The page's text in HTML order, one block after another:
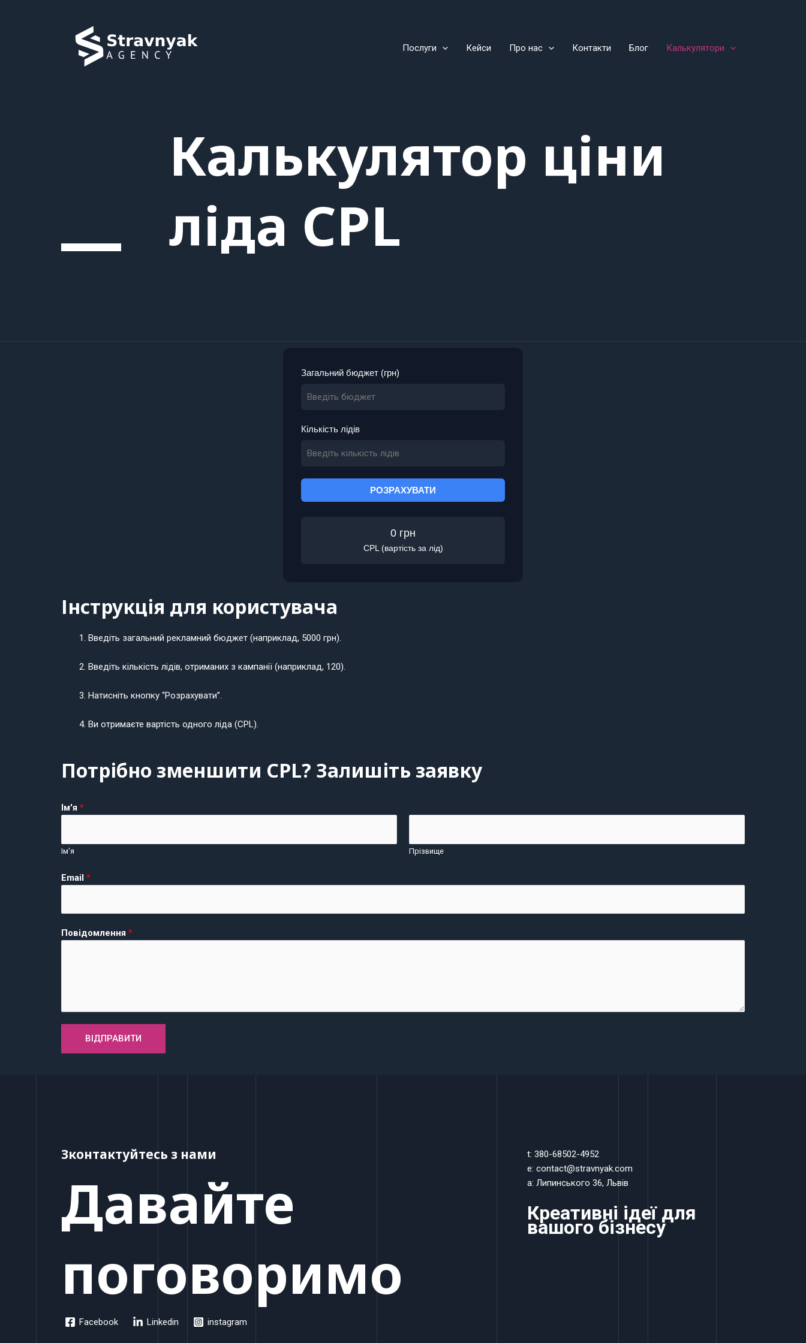
Послуги
Кейси Про нас Контакти Блог Калькулятори
Калькулятор ціни
ліда CPL
Загальний бюджет (грн)
Кількість лідів
РОЗРАХУВАТИ
0 грн
CPL (вартість за лід)
Інструкція для користувача
Введіть загальний рекламний бюджет (наприклад, 5000 грн).
Введіть кількість лідів, отриманих з кампанії (наприклад, 120).
Натисніть кнопку “Розрахувати”.
Ви отримаєте вартість одного ліда (CPL).
Потрібно зменшити CPL? Залишіть заявку
Ім'я *
Ім'я Прізвище
Email *
Повідомлення *
ВІДПРАВИТИ
Зконтактуйтесь з нами
Давайте
поговоримо
Facebook Linkedin instagram
t: 380-68502-4952
e: contact@stravnyak.com
a: Липинського 36, Львів
Креативні ідеї для
вашого бізнесу